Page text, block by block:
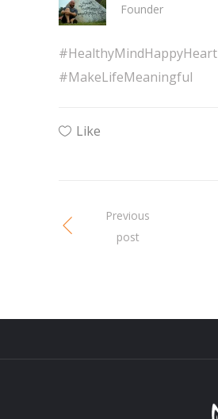
Founder
#HealthyMindHappyHeart
#MakeLifeMeaningful
Like
Previous
post